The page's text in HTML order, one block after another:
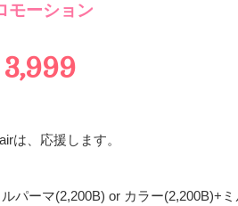
モーション
は、応援します。
パーマ(2,200B) or カラー(2,200B)+